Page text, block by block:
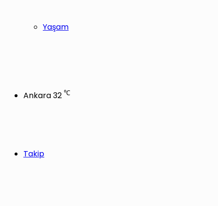
Yaşam
Ankara32 ℃
Takip